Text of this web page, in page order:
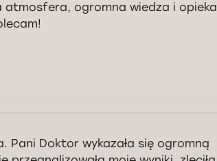
atmosfera, ogromna wiedza i opieka
Pani Doktor wykazała się ogromną